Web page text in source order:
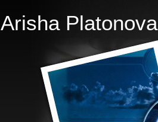
Arisha Platonova